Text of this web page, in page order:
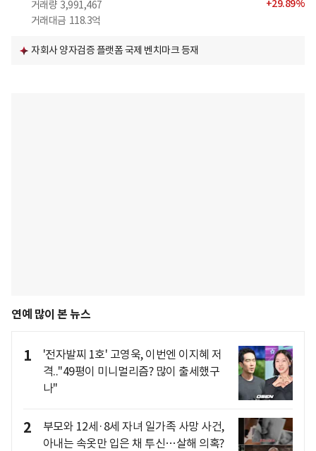
거래량 3,991,467
거래대금 118.3억
+29.89%
자회사 양자검증 플랫폼 국제 벤치마크 등재
연예 많이 본 뉴스
1
'전자발찌 1호' 고영욱, 이번엔 이지혜 저
격.."49평이 미니멀리즘? 많이 출세했구
나"
2
부모와 12세·8세 자녀 일가족 사망 사건,
아내는 속옷만 입은 채 투신…살해 의혹?